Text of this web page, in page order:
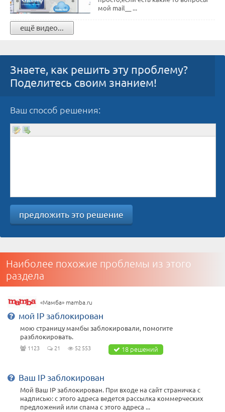
мой mail__ ...
ещё видео...
Знаете, как решить эту проблему?
Поделитесь своим знанием!
Ваш способ решения:
предложить это решение
Наиболее похожие проблемы из этого
раздела
«Мамба» mamba.ru
мой IP заблокирован
мою страницу мамбы заблокировали, помогите
разблокировать.
1123 21 52 553 18 решений
Ваш IP заблокирован
Мой Ваш IP заблокирован. При входе на сайт страничка с
надписью: с этого адреса ведется рассылка коммерческих
предложений или спама с этого адреса ...